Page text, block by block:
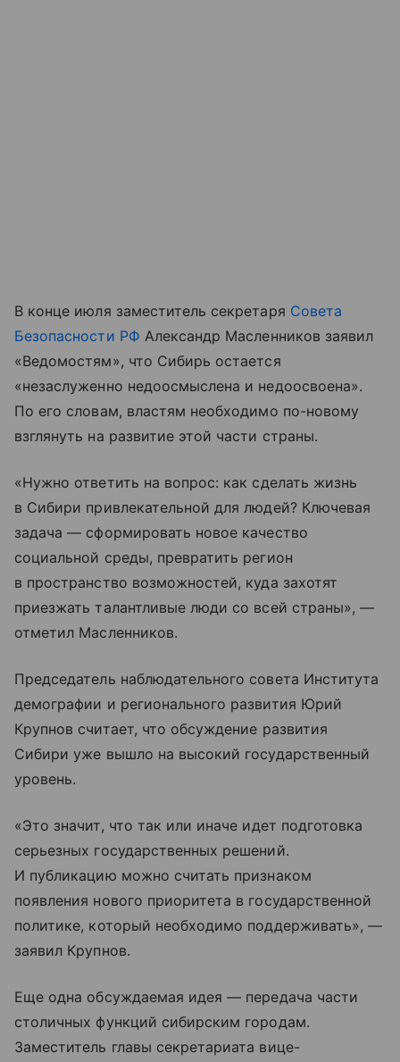
В конце июля заместитель секретаря Совета
Безопасности РФ Александр Масленников заявил
«Ведомостям», что Сибирь остается
«незаслуженно недоосмыслена и недоосвоена».
По его словам, властям необходимо по-новому
взглянуть на развитие этой части страны.
«Нужно ответить на вопрос: как сделать жизнь
в Сибири привлекательной для людей? Ключевая
задача — сформировать новое качество
социальной среды, превратить регион
в пространство возможностей, куда захотят
приезжать талантливые люди со всей страны», —
отметил Масленников.
Председатель наблюдательного совета Института
демографии и регионального развития Юрий
Крупнов считает, что обсуждение развития
Сибири уже вышло на высокий государственный
уровень.
«Это значит, что так или иначе идет подготовка
серьезных государственных решений.
И публикацию можно считать признаком
появления нового приоритета в государственной
политике, который необходимо поддерживать», —
заявил Крупнов.
Еще одна обсуждаемая идея — передача части
столичных функций сибирским городам.
Заместитель главы секретариата вице-